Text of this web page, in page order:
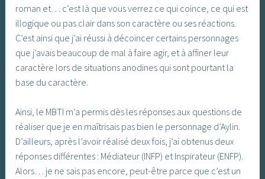
roman et… c’est là que vous verrez ce qui coince, ce qui est
illogique ou pas clair dans son caractère ou ses réactions.
C’est ainsi que j’ai réussi à décoincer certains personnages
que j’avais beaucoup de mal à faire agir, et à affiner leur
caractère lors de situations anodines qui sont pourtant la
base du caractère.
Ainsi, le MBTI m’a permis dès les réponses aux questions de
réaliser que je en maîtrisais pas bien le personnage d’Aylin.
D’ailleurs, après l’avoir réalisé deux fois, j’ai obtenus deux
réponses différentes : Médiateur (INFP) et Inspirateur (ENFP).
Alors… je ne sais pas encore, peut-être parce que c’est un